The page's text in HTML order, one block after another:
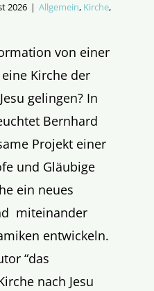
2026 | Allgemein, Kirche,
von einer
Kirche der
gelingen? In
Bernhard
Projekt einer
und Gläubige
ein neues
miteinander
entwickeln.
“das
nach Jesu